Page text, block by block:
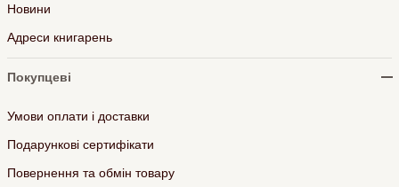
Новини
Адреси книгарень
Покупцеві
Умови оплати і доставки
Подарункові сертифікати
Повернення та обмін товару